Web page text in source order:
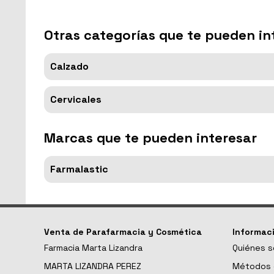
Otras categorías que te pueden
Calzado
Cervicales
Marcas que te pueden interesar
Farmalastic
Venta de Parafarmacia y Cosmética
Farmacia Marta Lizandra
MARTA LIZANDRA PEREZ
Quiénes
Métodos